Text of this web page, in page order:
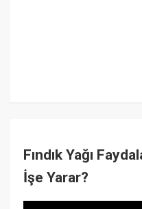
Fındık Yağı
İşe Yarar?